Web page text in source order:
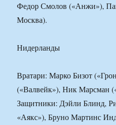
Федор Смолов («Анжи»),
Москва).
Нидерланды
Вратари: Марко Бизот
(«Валвейк»), Ник Марсман
Защитники: Дэйли Блинд,
«Аякс»), Бруно Мартинс